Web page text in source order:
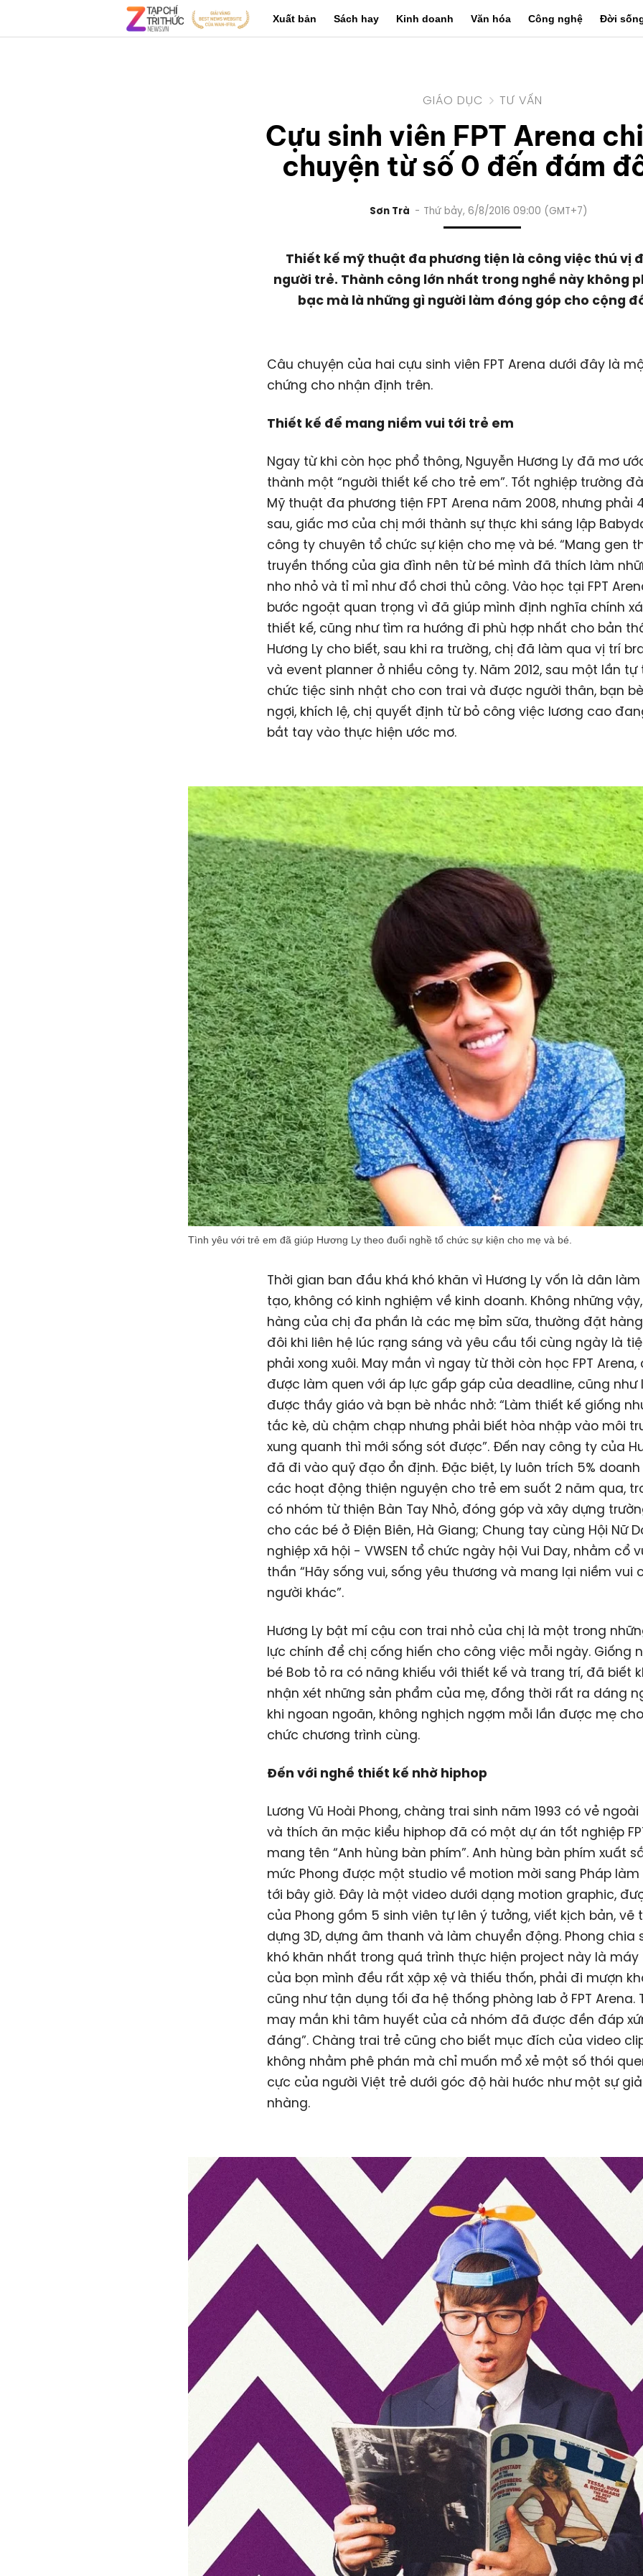
Xuất bản Sách hay Kinh doanh Văn hóa Công nghệ Đời
GIÁO DỤC TƯ VẤN
Cựu sinh viên FPT Arena
chuyện từ số 0 đến đám
Sơn Trà Thứ bảy, 6/8/2016 09:00 (GMT+7)
Thiết kế mỹ thuật đa phương tiện là công việc thú vị
người trẻ. Thành công lớn nhất trong nghề này không
bạc mà là những gì người làm đóng góp cho cộng
Câu chuyện của hai cựu sinh viên FPT Arena dưới đây là
chứng cho nhận định trên.
Thiết kế để mang niềm vui tới trẻ em
Ngay từ khi còn học phổ thông, Nguyễn Hương Ly đã mơ
thành một “người thiết kế cho trẻ em”. Tốt nghiệp trường
Mỹ thuật đa phương tiện FPT Arena năm 2008, nhưng phải
sau, giấc mơ của chị mới thành sự thực khi sáng lập
công ty chuyên tổ chức sự kiện cho mẹ và bé. “Mang gen
truyền thống của gia đình nên từ bé mình đã thích làm
nho nhỏ và tỉ mỉ như đồ chơi thủ công. Vào học tại FPT
bước ngoặt quan trọng vì đã giúp mình định nghĩa chính
thiết kế, cũng như tìm ra hướng đi phù hợp nhất cho bản
Hương Ly cho biết, sau khi ra trường, chị đã làm qua vị trí
và event planner ở nhiều công ty. Năm 2012, sau một lần
chức tiệc sinh nhật cho con trai và được người thân, bạn
ngợi, khích lệ, chị quyết định từ bỏ công việc lương cao
bắt tay vào thực hiện ước mơ.
Tình yêu với trẻ em đã giúp Hương Ly theo đuổi nghề tổ chức sự kiện cho mẹ và bé.
Thời gian ban đầu khá khó khăn vì Hương Ly vốn là dân
tạo, không có kinh nghiệm về kinh doanh. Không những
hàng của chị đa phần là các mẹ bỉm sữa, thường đặt
đôi khi liên hệ lúc rạng sáng và yêu cầu tối cùng ngày là
phải xong xuôi. May mắn vì ngay từ thời còn học FPT
được làm quen với áp lực gấp gáp của deadline, cũng như
được thầy giáo và bạn bè nhắc nhở: “Làm thiết kế giống
tắc kè, dù chậm chạp nhưng phải biết hòa nhập vào môi
xung quanh thì mới sống sót được”. Đến nay công ty của
đã đi vào quỹ đạo ổn định. Đặc biệt, Ly luôn trích 5%
các hoạt động thiện nguyện cho trẻ em suốt 2 năm qua,
có nhóm từ thiện Bàn Tay Nhỏ, đóng góp và xây dựng
cho các bé ở Điện Biên, Hà Giang; Chung tay cùng Hội Nữ
nghiệp xã hội - VWSEN tổ chức ngày hội Vui Day, nhằm cổ
thần “Hãy sống vui, sống yêu thương và mang lại niềm vui
người khác”.
Hương Ly bật mí cậu con trai nhỏ của chị là một trong
lực chính để chị cống hiến cho công việc mỗi ngày. Giống
bé Bob tỏ ra có năng khiếu với thiết kế và trang trí, đã biết
nhận xét những sản phẩm của mẹ, đồng thời rất ra dáng
khi ngoan ngoãn, không nghịch ngợm mỗi lần được mẹ
chức chương trình cùng.
Đến với nghề thiết kế nhờ hiphop
Lương Vũ Hoài Phong, chàng trai sinh năm 1993 có vẻ
và thích ăn mặc kiểu hiphop đã có một dự án tốt nghiệp
mang tên “Anh hùng bàn phím”. Anh hùng bàn phím xuất
mức Phong được một studio về motion mời sang Pháp
tới bây giờ. Đây là một video dưới dạng motion graphic,
của Phong gồm 5 sinh viên tự lên ý tưởng, viết kịch bản, vẽ
dựng 3D, dựng âm thanh và làm chuyển động. Phong chia
khó khăn nhất trong quá trình thực hiện project này là
của bọn mình đều rất xập xệ và thiếu thốn, phải đi mượn
cũng như tận dụng tối đa hệ thống phòng lab ở FPT Arena.
may mắn khi tâm huyết của cả nhóm đã được đền đáp
đáng”. Chàng trai trẻ cũng cho biết mục đích của video
không nhằm phê phán mà chỉ muốn mổ xẻ một số thói
cực của người Việt trẻ dưới góc độ hài hước như một sự
nhàng.